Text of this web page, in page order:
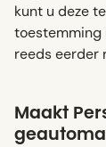
kunt u deze
toestemming
reeds eerder
Maakt